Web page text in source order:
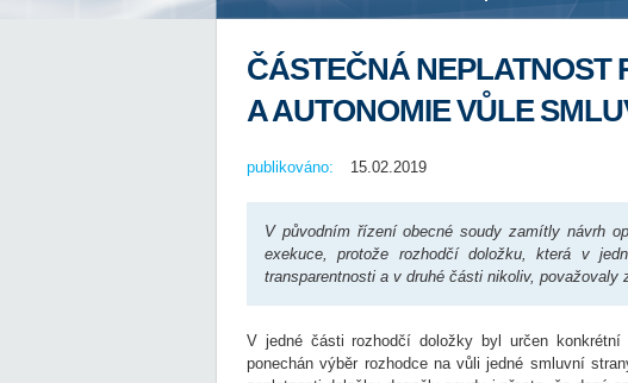
ČÁSTEČNÁ NEPLATNOST
A AUTONOMIE VŮLE
publikováno: 15.02.2019
V původním řízení obecné soudy zamítly návrh
exekuce, protože rozhodčí doložku, která v
transparentnosti a v druhé části nikoliv, považovaly
V jedné části rozhodčí doložky byl určen
ponechán výběr rozhodce na vůli jedné smluvní